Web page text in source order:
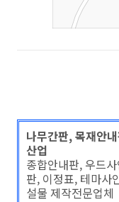
나무간판, 목재안
산업
종합안내판, 우드
판, 이정표, 테마사
설물 제작전문업체